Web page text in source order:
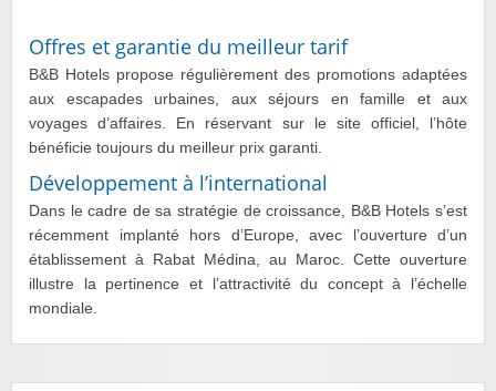
Offres et garantie du meilleur tarif
B&B Hotels propose régulièrement des promotions adaptées
aux escapades urbaines, aux séjours en famille et aux
voyages d’affaires. En réservant sur le site officiel, l’hôte
bénéficie toujours du meilleur prix garanti.
Développement à l’international
Dans le cadre de sa stratégie de croissance, B&B Hotels s’est
récemment implanté hors d’Europe, avec l’ouverture d’un
établissement à Rabat Médina, au Maroc. Cette ouverture
illustre la pertinence et l’attractivité du concept à l’échelle
mondiale.